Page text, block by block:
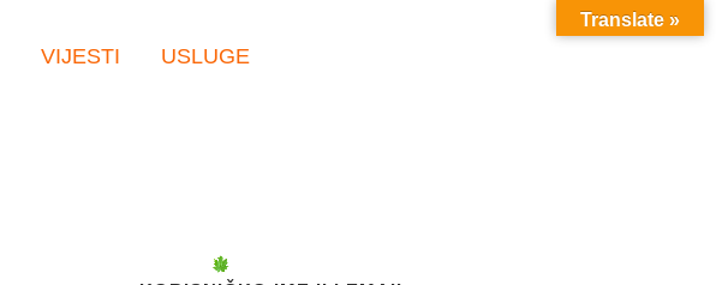
VIJESTI USLUGE
Translate »